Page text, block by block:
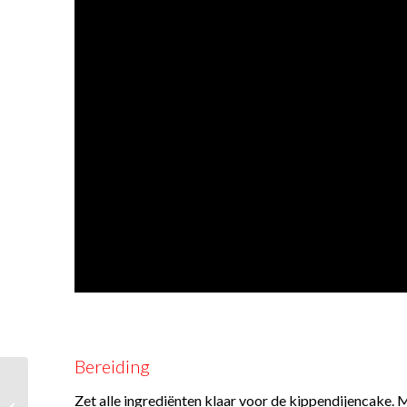
Bereiding
Zet alle ingrediënten klaar voor de kippendijencake.